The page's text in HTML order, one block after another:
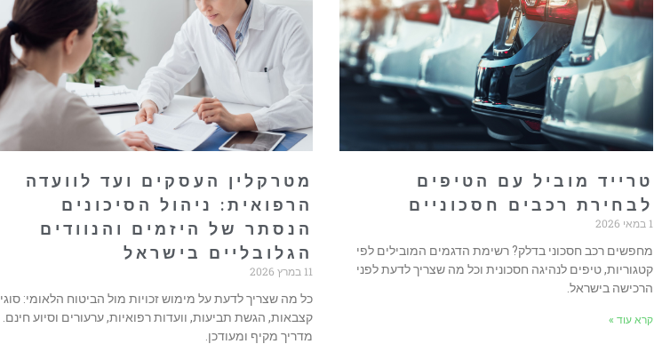
טרייד מוביל עם הטיפים
לבחירת רכבים חסכוניים
1 במאי 2026
מחפשים רכב חסכוני בדלק? רשימת הדגמים המובילים לפי
קטגוריות, טיפים לנהיגה חסכונית וכל מה שצריך לדעת לפני
הרכישה בישראל.
קרא עוד »
מטרקלין העסקים ועד לוועדה
הרפואית: ניהול הסיכונים
הנסתר של היזמים והנוודים
הגלובליים בישראל
11 במרץ 2026
כל מה שצריך לדעת על מימוש זכויות מול הביטוח הלאומי: סוגי
קצבאות, הגשת תביעות, וועדות רפואיות, ערעורים וסיוע חינם.
מדריך מקיף ומעודכן.